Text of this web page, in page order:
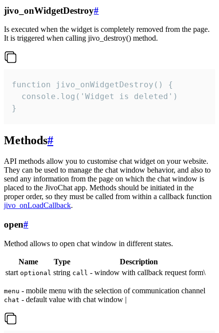
jivo_onWidgetDestroy#
Is executed when the widget is completely removed from the page.
It is triggered when calling jivo_destroy() method.
function jivo_onWidgetDestroy() {
  console.log('Widget is deleted')
}
Methods#
API methods allow you to customise chat widget on your website.
They can be used to manage the chat window behavior, and also to
send any information from the page on which the chat window is
placed to the JivoChat app. Methods should be initiated in the
proper order, so they must be called from within a callback function
jivo_onLoadCallback.
open#
Method allows to open chat window in different states.
Name Type
Description
start optional string call - window with callback request form\
menu - mobile menu with the selection of communication channel
chat - default value with chat window |